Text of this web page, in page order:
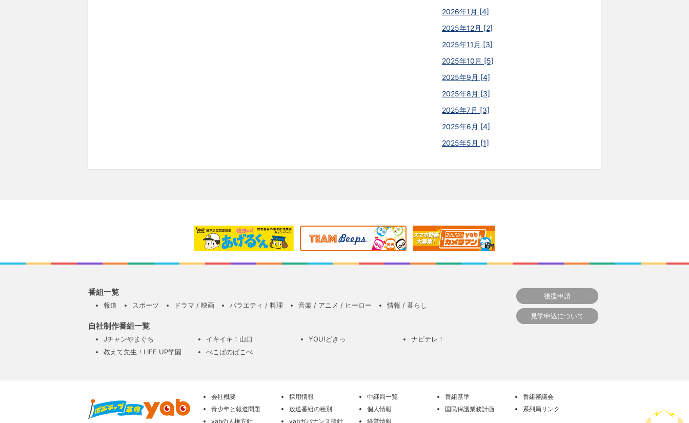
2026年1月 [4]
2025年12月 [2]
2025年11月 [3]
2025年10月 [5]
2025年9月 [4]
2025年8月 [3]
2025年7月 [3]
2025年6月 [4]
2025年5月 [1]
番組一覧
報道 スポーツ ドラマ / 映画 バラエティ / 料理 音楽 / アニメ / ヒーロー 情報 / 暮らし
自社制作番組一覧
Jチャンやまぐち イキイキ！山口 YOU!どきっ
ナビテレ！
教えて先生！LIFE UP学園
ぺこぱのぱこぺ
後援申請
見学申込について
会社概要 採用情報 中継局一覧 番組基準
番組審議会
青少年と報道問題
放送番組の種別 個人情報 国民保護業務計画
系列局リンク
yabの人権方針
yabガバナンス指針 経営情報